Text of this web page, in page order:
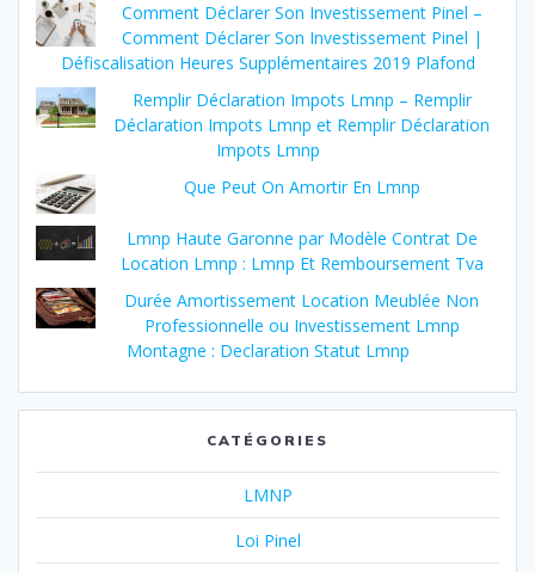
Comment Déclarer Son Investissement Pinel –
Comment Déclarer Son Investissement Pinel |
Défiscalisation Heures Supplémentaires 2019 Plafond
Remplir Déclaration Impots Lmnp – Remplir
Déclaration Impots Lmnp et Remplir Déclaration
Impots Lmnp
Que Peut On Amortir En Lmnp
Lmnp Haute Garonne par Modèle Contrat De
Location Lmnp : Lmnp Et Remboursement Tva
Durée Amortissement Location Meublée Non
Professionnelle ou Investissement Lmnp
Montagne : Declaration Statut Lmnp
CATÉGORIES
LMNP
Loi Pinel